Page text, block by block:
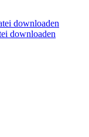
downloaden
downloaden